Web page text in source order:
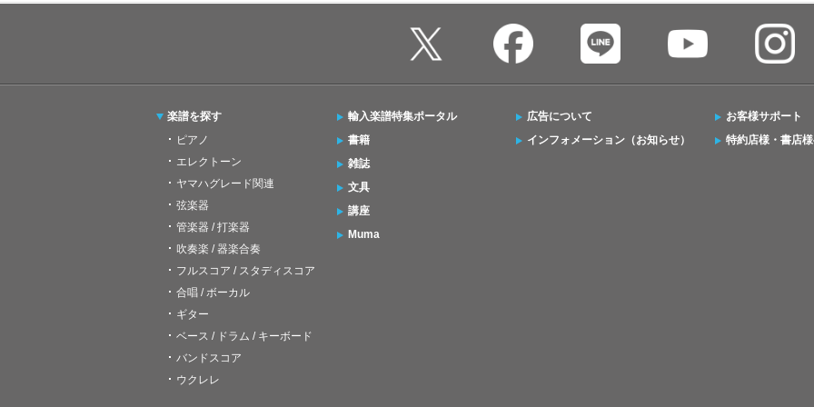
楽譜を探す
ピアノ
エレクトーン
ヤマハグレード関連
弦楽器
管楽器 / 打楽器
吹奏楽 / 器楽合奏
フルスコア / スタディスコア
合唱 / ボーカル
ギター
ベース / ドラム / キーボード
バンドスコア
ウクレレ
輸入楽譜特集ポータル
書籍
雑誌
文具
講座
Muma
広告について
インフォメーション（お知らせ）
お客様サポート
特約店様・書店